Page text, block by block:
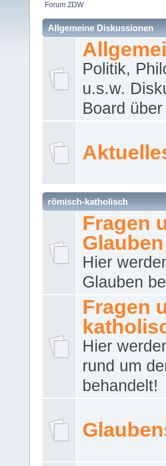
Forum ZDW
Allgemeine Diskussionen
Politik,
u.s.w.
Board
römisch-katholisch
Fragen
Hier
Glauben
Fragen
Hier
rund um
behandelt!